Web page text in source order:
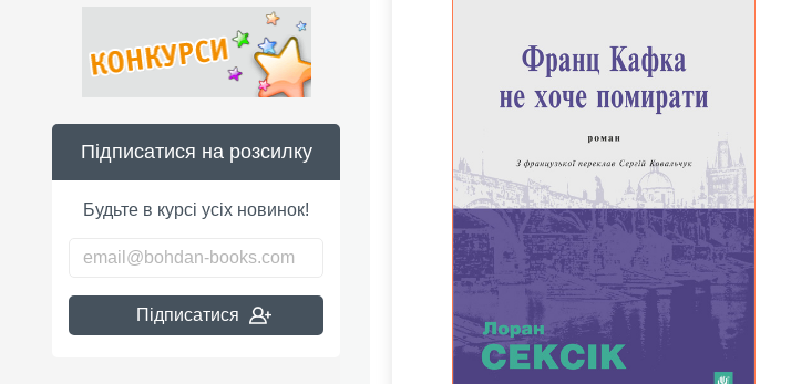
Підписатися на розсилку
Будьте в курсі усіх новинок!
Підписатися